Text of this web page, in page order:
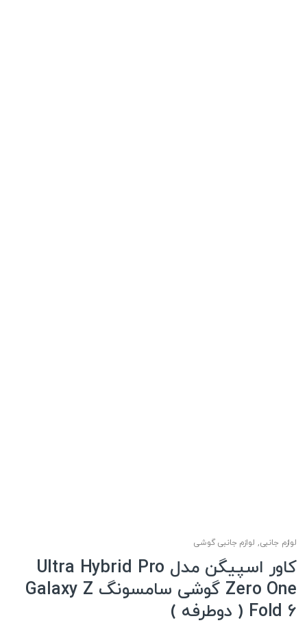
لوازم جانبی, لوازم جانبی گوشی
کاور اسپیگن مدل Ultra Hybrid Pro
Zero One گوشی سامسونگ Galaxy Z
Fold 6 ( دوطرفه )